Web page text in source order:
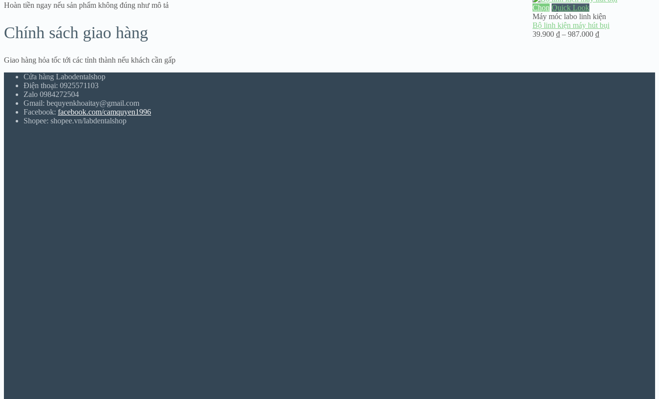
Chọn Quick Look
Máy móc labo linh kiện
Bộ linh kiện máy hút bụi
39.900 ₫ – 987.000 ₫Khoảng
Hoàn tiền ngay nếu sản phẩm không đúng như mô tả
Chính sách giao hàng
Giao hàng hỏa tốc tới các tỉnh thành nếu khách cần gấp
Cửa hàng Labodentalshop
Điện thoại: 0925571103
Zalo 0984272504
Gmail: bequyenkhoaitay@gmail.com
Facebook: facebook.com/camquyen1996
Shopee: shopee.vn/labdentalshop